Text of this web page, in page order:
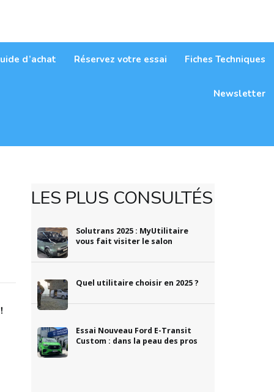
d’achat Réservez votre essai Fiches Techniques
Newsletter
LES PLUS CONSULTÉS
Solutrans 2025 : MyUtilitaire
vous fait visiter le salon
Quel utilitaire choisir en 2025 ?
Essai Nouveau Ford E-Transit
Custom : dans la peau des pros